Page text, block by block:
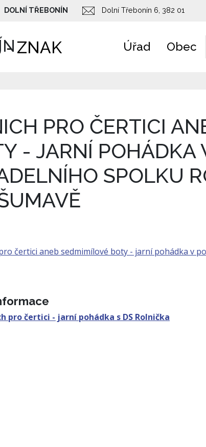
DOLNÍ TŘEBONÍN Dolní Třebonín 6, 382 01
Úřad Obec
PRO ČERTICI
- JARNÍ POHÁDKA
SPOLKU
pro čertici - jarní pohádka s DS Rolnička